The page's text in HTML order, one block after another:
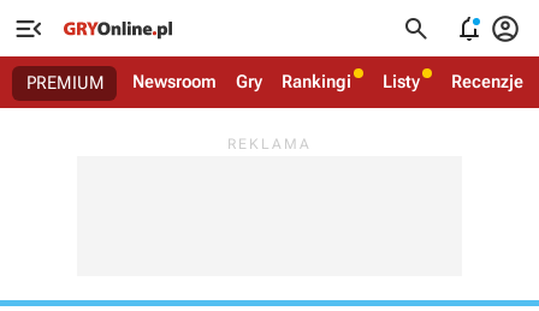
   
PREMIUM Newsroom Gry Rankingi Listy Recenzje